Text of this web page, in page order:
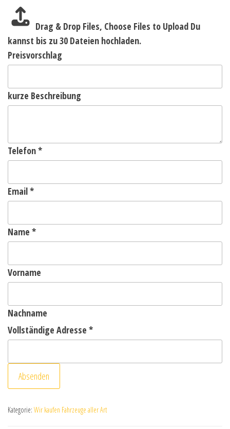
Drag & Drop Files, Choose Files to Upload Du
kannst bis zu 30 Dateien hochladen.
Preisvorschlag
kurze Beschreibung
Telefon*
Email*
Name *
Vorname
Nachname
Vollständige Adresse *
Absenden
Kategorie: Wir kaufen Fahrzeuge aller Art